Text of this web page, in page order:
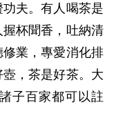
夫。有人喝茶是
杯聞香，吐納清
業，專愛消化排
，茶是好茶。大
子百家都可以註